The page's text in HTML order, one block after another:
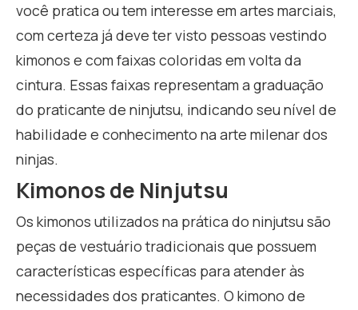
você pratica ou tem interesse em artes marciais,
com certeza já deve ter visto pessoas vestindo
kimonos e com faixas coloridas em volta da
cintura. Essas faixas representam a graduação
do praticante de ninjutsu, indicando seu nível de
habilidade e conhecimento na arte milenar dos
ninjas.
Kimonos de Ninjutsu
Os kimonos utilizados na prática do ninjutsu são
peças de vestuário tradicionais que possuem
características específicas para atender às
necessidades dos praticantes. O kimono de